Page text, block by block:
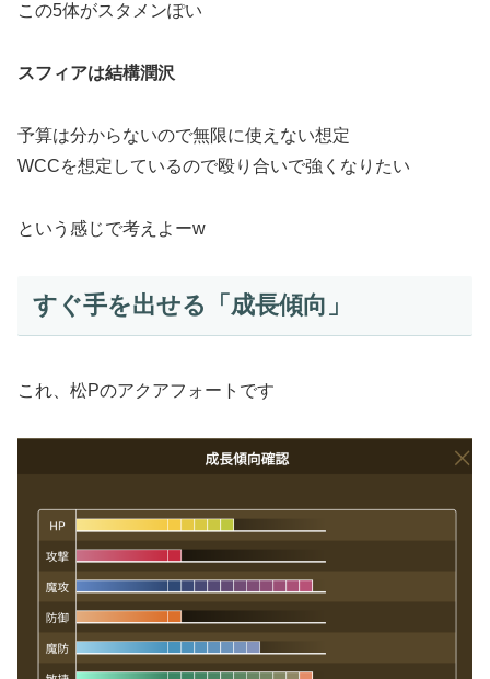
この5体がスタメンぽい
スフィアは結構潤沢
予算は分からないので無限に使えない想定
WCCを想定しているので殴り合いで強くなりたい
という感じで考えよーw
すぐ手を出せる「成長傾向」
これ、松Pのアクアフォートです